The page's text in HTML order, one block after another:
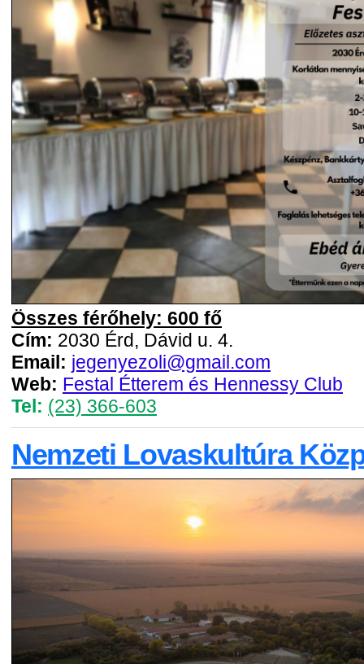
Összes férőhely: 600 fő
Cím: 2030 Érd, Dávid u. 4.
Email: jegenyezoli@gmail.com
Web: Festal Étterem és Hennessy Club
Tel: (23) 366-603
Nemzeti Lovaskultúra